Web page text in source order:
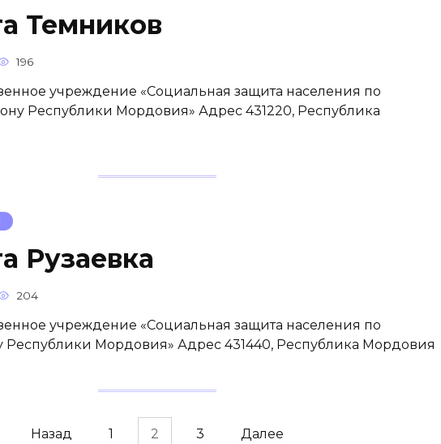
Темников
196
учреждение «Социальная защита населения по
Республики Мордовия» Адрес 431220, Республика
Рузаевка
204
учреждение «Социальная защита населения по
Республики Мордовия» Адрес 431440, Республика Мордовия
Назад 1 2 3 Далее